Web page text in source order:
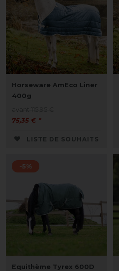
Horseware AmEco Liner
400g
75,35 € *
LISTE DE SOUHAITS
-5%
Equithème Tyrex 600D